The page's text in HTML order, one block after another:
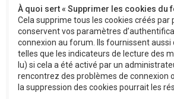
À quoi sert « Supprimer les cookies du
Cela supprime tous les cookies créés par
conservent vos paramètres
connexion au forum. Ils fournissent
telles que les indicateurs de lecture des
lu) si cela a été activé par un
rencontrez des problèmes de connexion
la suppression des cookies pourrait les